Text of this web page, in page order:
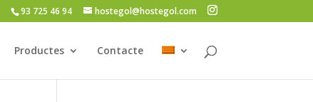
93 725 46 94 hostegol@hostegol.com
Productes Contacte